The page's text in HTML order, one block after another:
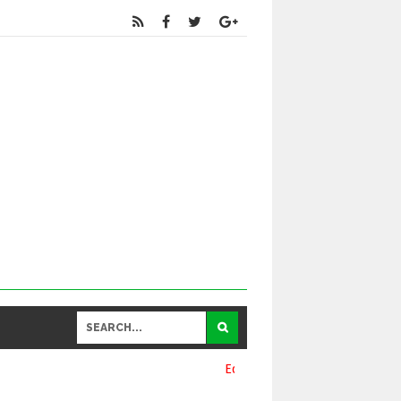
and General Updates కోసం నా వాట్సాప్ నెంబర్